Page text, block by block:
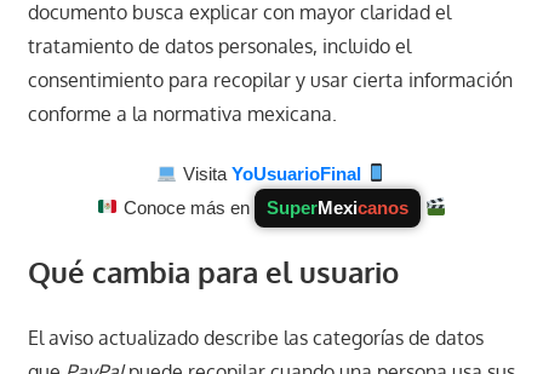
documento busca explicar con mayor claridad el
tratamiento de datos personales, incluido el
consentimiento para recopilar y usar cierta información
conforme a la normativa mexicana.
Visita YoUsuarioFinal
Conoce más en
SuperMexicanos
Qué cambia para el usuario
El aviso actualizado describe las categorías de datos